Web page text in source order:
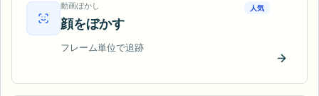
動画ぼかし
顔をぼかす
人気
フレーム単位で追跡
今すぐ